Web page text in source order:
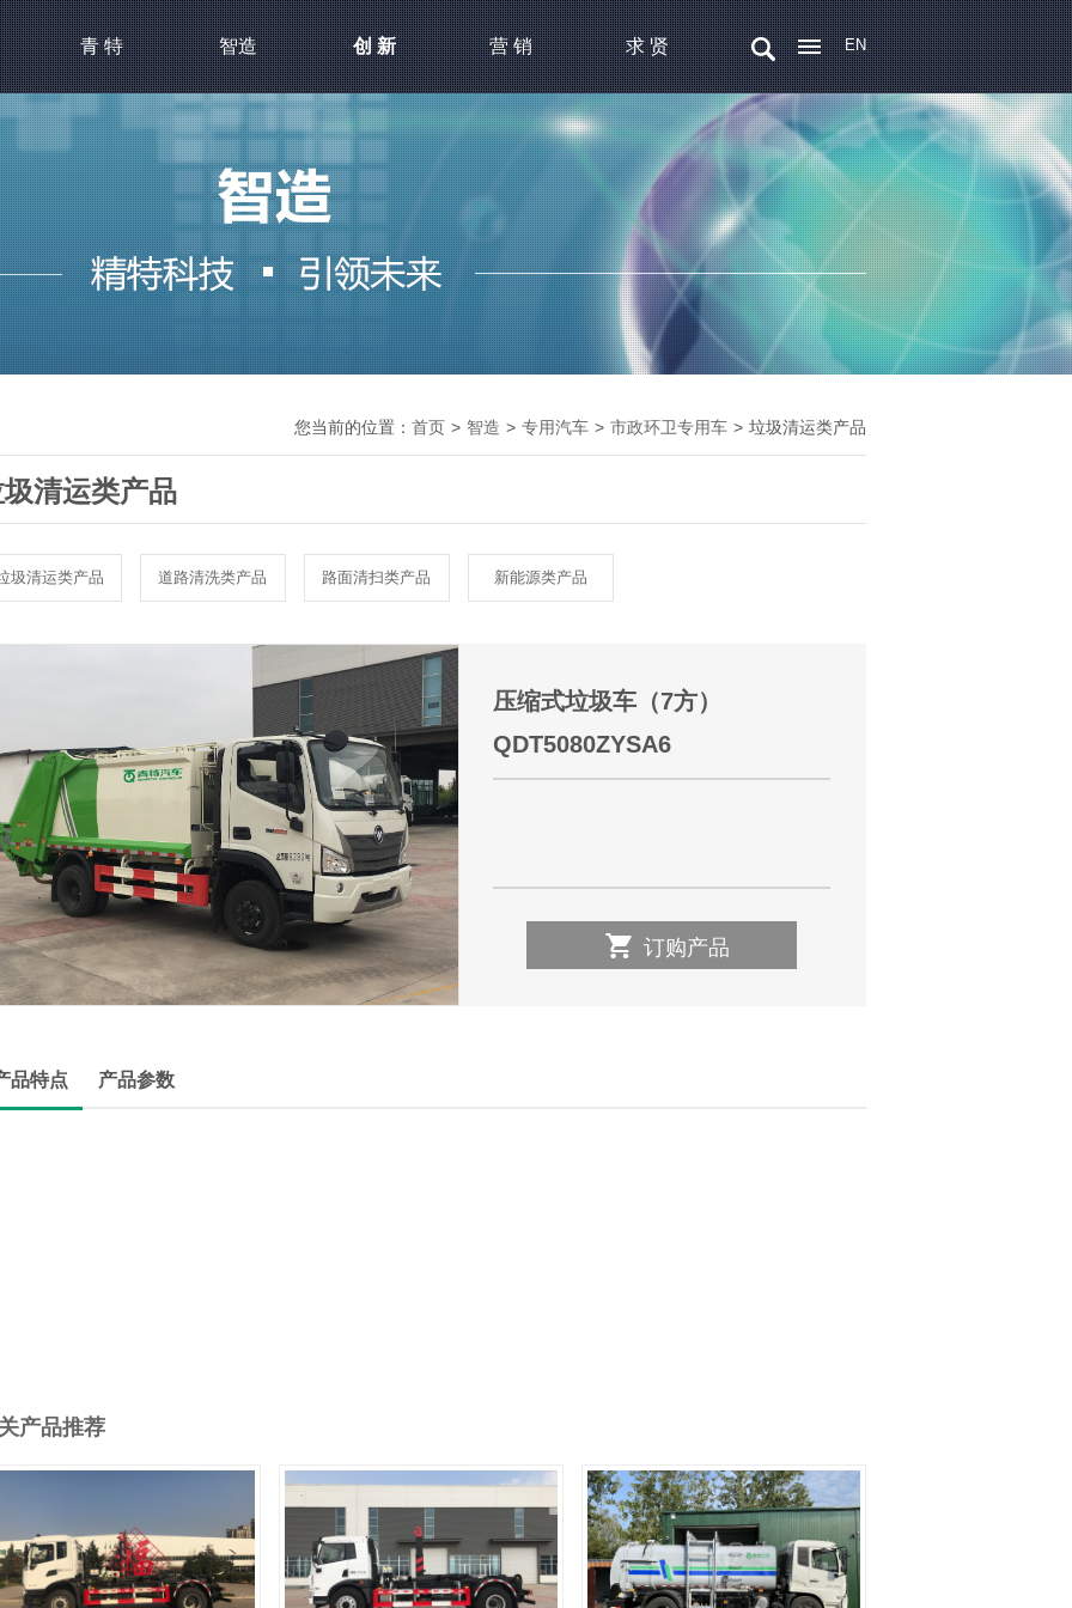
EN
青 特 智造 创 新 营 销 求 贤
您当前的位置： 首页 > 智造 > 专用汽车 > 市政环卫专用车 > 垃圾清运类产品
清运类产品
圾清运类产品 道路清洗类产品 路面清扫类产品 新能源类产品
压缩式垃圾车（7方）
QDT5080ZYSA6
 订购产品
品特点 产品参数
产品推荐